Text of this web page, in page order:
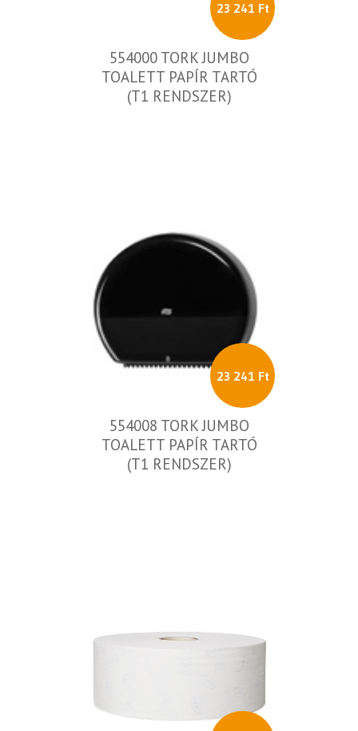
23 241 Ft
554000 TORK JUMBO
TOALETT PAPÍR TARTÓ
(T1 RENDSZER)
23 241 Ft
554008 TORK JUMBO
TOALETT PAPÍR TARTÓ
(T1 RENDSZER)